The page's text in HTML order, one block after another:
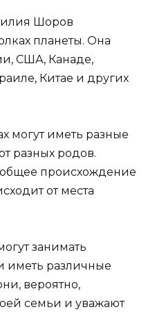
Шоров
планеты. Она
США, Канаде,
Китае и других
могут иметь разные
разных родов.
происхождение
от места
занимать
иметь различные
вероятно,
семьи и уважают